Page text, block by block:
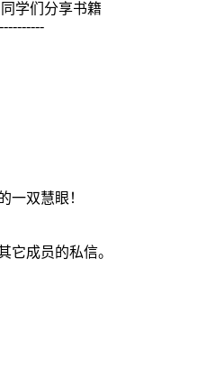
学们分享书籍
一双慧眼！
它成员的私信。